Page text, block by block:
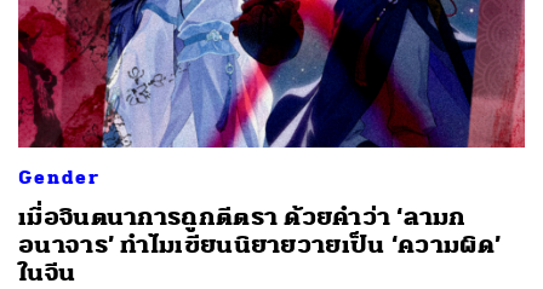
Gender
เมื่อจินตนาการถูกตีตรา ด้วยคำว่า ‘ลามก
อนาจาร’ ทำไมเขียนนิยายวายเป็น ‘ความผิด’
ในจีน